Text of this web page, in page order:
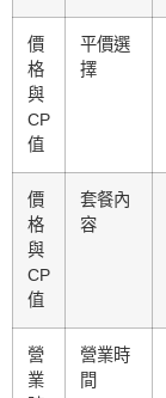
價
格
與
CP
值
平價選
擇
價
格
與
CP
值
套餐內
容
營
業
營業時
間